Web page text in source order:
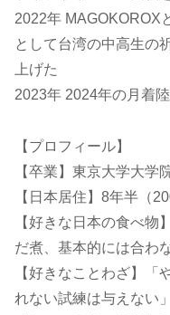
2022年 MAGOKOROX
として台湾の中高生の
上げた
2023年 2024年の月着
【プロフィール】
【卒業】東京大学大学
【日本居住】8年半（
【好きな日本の食べ物
だ煮、基本的には合わ
【好きなことわざ】「
れない試練は与えない」